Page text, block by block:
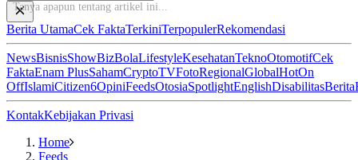
Tanya apapun
Berita UtamaCek FaktaTerkiniTerpopulerRekomendasi
NewsBisnisShowBizBolaLifestyleKesehatanTeknoOtomotifCek
FaktaEnam PlusSahamCryptoTVFotoRegionalGlobalHotOn
OffIslamiCitizen6OpiniFeedsOtosiaSpotlightEnglishDisabilitasBerita
KontakKebijakan Privasi
Home
Feeds